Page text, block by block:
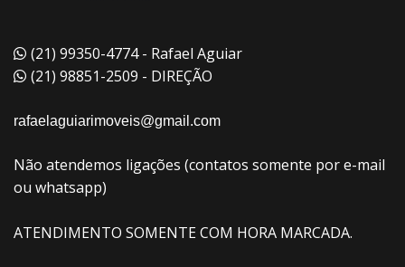
(21) 99350-4774 - Rafael Aguiar
(21) 98851-2509 - DIREÇÃO
rafaelaguiarimoveis@gmail.com
Não atendemos ligações (contatos somente por e-mail
ou whatsapp)
ATENDIMENTO SOMENTE COM HORA MARCADA.